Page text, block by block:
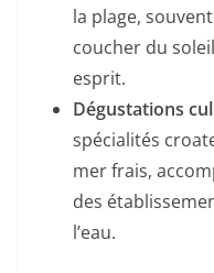
la plage,
coucher du
esprit.
Dégustations
spécialités
mer frais,
des
l’eau.